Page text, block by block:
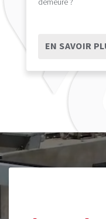
demeure ?
EN SAVOIR